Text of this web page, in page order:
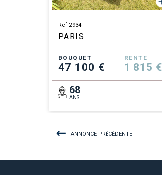
Ref 2934
PARIS
BOUQUET
47 100 €
RENTE
1 815 €
68
ANS
ANNONCE PRÉCÉDENTE